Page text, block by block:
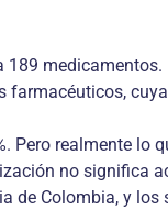
farmacéuticos,
realmente lo
no significa
de Colombia, y